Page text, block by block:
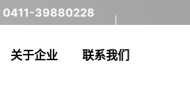
0411-39880228
关于企业 联系我们